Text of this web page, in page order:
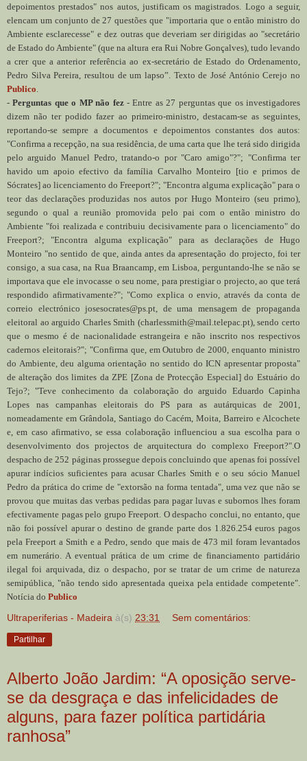
depoimentos prestados" nos autos, justificam os magistrados. Logo a seguir,
elencam um conjunto de 27 questões que "importaria que o então ministro do
Ambiente esclarecesse" e dez outras que deveriam ser dirigidas ao "secretário
de Estado do Ambiente" (que na altura era Rui Nobre Gonçalves), tudo levando
a crer que a anterior referência ao ex-secretário de Estado do Ordenamento,
Pedro Silva Pereira, resultou de um lapso”. Texto de José António Cerejo no
Publico
-Perguntas que o MP não fez- Entre as 27 perguntas que os investigadores
dizem não ter podido fazer ao primeiro-ministro, destacam-se as seguintes,
reportando-se sempre a documentos e depoimentos constantes dos autos:
"Confirma a recepção, na sua residência, de uma carta que lhe terá sido dirigida
pelo arguido Manuel Pedro, tratando-o por "Caro amigo"?"; "Confirma ter
havido um apoio efectivo da família Carvalho Monteiro [tio e primos de
Sócrates] ao licenciamento do Freeport?"; "Encontra alguma explicação" para o
teor das declarações produzidas nos autos por Hugo Monteiro (seu primo),
segundo o qual a reunião promovida pelo pai com o então ministro do
Ambiente "foi realizada e contribuiu decisivamente para o licenciamento" do
Freeport?; "Encontra alguma explicação" para as declarações de Hugo
Monteiro "no sentido de que, ainda antes da apresentação do projecto, foi ter
consigo, a sua casa, na Rua Braancamp, em Lisboa, perguntando-lhe se não se
importava que ele invocasse o seu nome, para prestigiar o projecto, ao que terá
respondido afirmativamente?"; "Como explica o envio, através da conta de
correio electrónico josesocrates@ps.pt, de uma mensagem de propaganda
eleitoral ao arguido Charles Smith (charlessmith@mail.telepac.pt), sendo certo
que o mesmo é de nacionalidade estrangeira e não inscrito nos respectivos
cadernos eleitorais?"; "Confirma que, em Outubro de 2000, enquanto ministro
do Ambiente, deu alguma orientação no sentido do ICN apresentar proposta"
de alteração dos limites da ZPE [Zona de Protecção Especial] do Estuário do
Tejo?; "Teve conhecimento da colaboração do arguido Eduardo Capinha
Lopes nas campanhas eleitorais do PS para as autárquicas de 2001,
nomeadamente em Grândola, Santiago do Cacém, Moita, Barreiro e Alcochete
e, em caso afirmativo, se essa colaboração influenciou a sua escolha para o
desenvolvimento dos projectos de arquitectura do complexo Freeport?".O
despacho de 252 páginas prossegue depois concluindo que apenas foi possível
apurar indícios suficientes para acusar Charles Smith e o seu sócio Manuel
Pedro da prática do crime de "extorsão na forma tentada", uma vez que não se
provou que muitas das verbas pedidas para pagar luvas e subornos lhes foram
efectivamente pagas pelo grupo Freeport. O despacho conclui, no entanto, que
não foi possível apurar o destino de grande parte dos 1.826.254 euros pagos
pela Freeport a Smith e a Pedro, sendo que mais de 473 mil foram levantados
em numerário. A eventual prática de um crime de financiamento partidário
ilegal foi arquivada, diz o despacho, por se tratar de um crime de natureza
semipública, "não tendo sido apresentada queixa pela entidade competente".
Notícia do Publico
Ultraperiferias - Madeira à(s) 23:31 Sem comentários:
Partilhar
Alberto João Jardim: “A oposição serve-
se da desgraça e das infelicidades de
alguns, para fazer política partidária
ranhosa”